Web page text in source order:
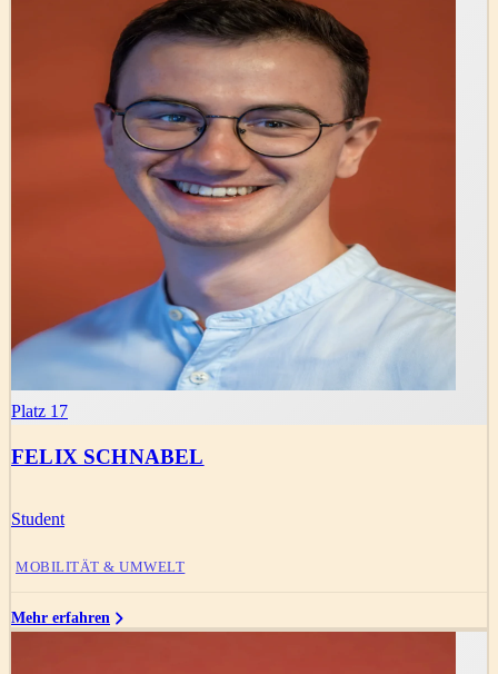
Platz 17
FELIX SCHNABEL
Student
MOBILITÄT & UMWELT
Mehr erfahren